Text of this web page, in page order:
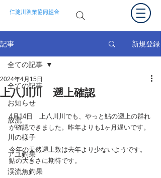
仁淀川漁業協同組合
記事 新規登録
全ての記事
お知らせ
放流
川の様子
アユ釣果
渓流魚釣果
全ての記事
上八川川 遡上確認
2024年4月15日
4月14日　上八川川でも、やっと鮎の遡上の群れ
が確認できました。昨年よりも1ヶ月遅いです。
今年の天然遡上数は去年より少ないようです。
鮎の大きさに期待です。